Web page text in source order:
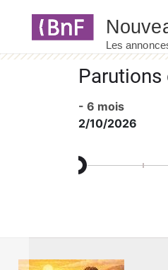
- 6 mois
2/10/2026